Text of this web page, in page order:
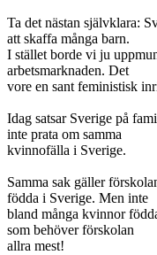
Ta det nästan självklara:
att skaffa många barn.
I stället borde vi ju
arbetsmarknaden. Det
vore en sant feministisk
Idag satsar Sverige på
inte prata om samma
kvinnofälla i Sverige.
Samma sak gäller
födda i Sverige. Men inte
bland många kvinnor
som behöver förskolan
allra mest!